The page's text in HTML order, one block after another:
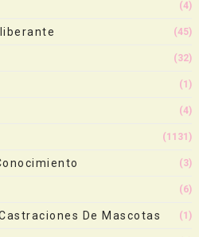
(4)
(45)
(32)
(1)
(4)
(1131)
(3)
(6)
De Mascotas (1)